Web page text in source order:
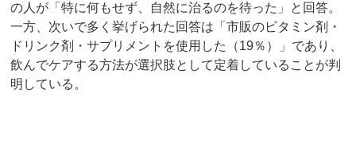
の人が「特に何もせず、自然に治るのを待った」と回答。
一方、次いで多く挙げられた回答は「市販のビタミン剤・
ドリンク剤・サプリメントを使用した（19％）」であり、
飲んでケアする方法が選択肢として定着していることが判
明している。